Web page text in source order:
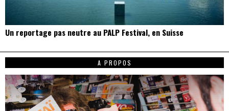
Un reportage pas neutre au PALP Festival, en Suisse
A PROPOS